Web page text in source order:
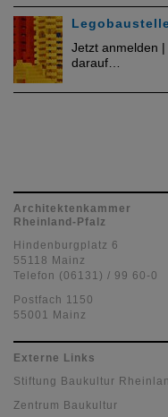
Jetzt anmelden
darauf…
Architektenkammer
Rheinland-Pfalz
Hindenburgplatz 6
55118 Mainz
Telefon (06131) / 99 60-0
Postfach 1150
55001 Mainz
Externe Links
Stiftung Baukultur
Zentrum Baukultur